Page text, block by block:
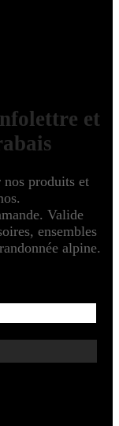
et
nos produits et
Valide
ensembles
alpine.